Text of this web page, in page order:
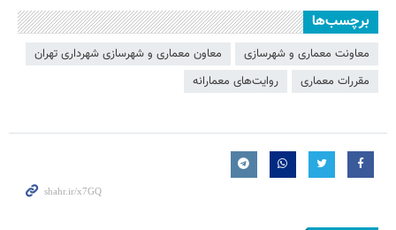
برچسب‌ها
معاونت معماری و شهرسازی
معاون معماری و شهرسازی شهرداری تهران
مقررات معماری
روایت‌های معمارانه